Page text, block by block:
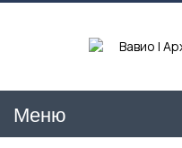
Меню